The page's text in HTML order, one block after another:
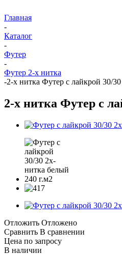
Главная
-
Каталог
-
Футер
-
Футер 2-х нитка
-2-х нитка Футер с лайкрой 30/
2-х нитка Футер с
Отложить Отложено
Сравнить В сравнении
Цена по запросу
В наличии